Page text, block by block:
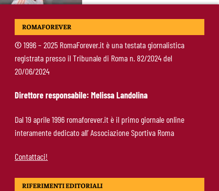
Koulierakis-Roma, impatto immediato: gol e
Calciomercato Roma, scout a Praga per
Fofana: il prezzo fissato dal Lione
ROMAFOREVER
©1996 – 2025 RomaForever.it è una testata giornalistica
registrata presso il Tribunale di Roma n. 82/2024 del
20/06/2024
Direttore responsabile: Melissa Landolina
Dal 19 aprile 1996 romaforever.it è il primo giornale online
interamente dedicato all’ Associazione Sportiva Roma
Contattaci!
RIFERIMENTI EDITORIALI